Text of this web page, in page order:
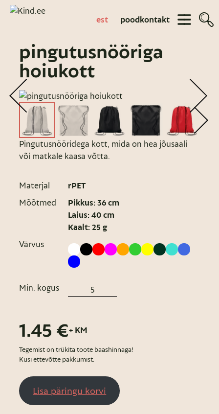
est poodkontakt
pingutusnööriga
hoiukott
Pingutusnööridega kott, mida on hea jõusaali
või matkale kaasa võtta.
Materjal
rPET
Mõõtmed
Pikkus: 36 cm
Laius: 40 cm
Kaalt: 25 g
Värvus
Min. kogus
1.45 €+ KM
Tegemist on trükita toote baashinnaga!
Küsi ettevõtte pakkumist.
Lisa päringu korvi